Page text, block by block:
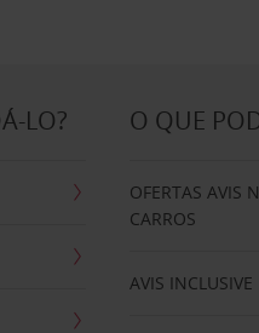
LO? O QUE
OFERTAS AVIS
CARROS
AVIS INCLUSIVE